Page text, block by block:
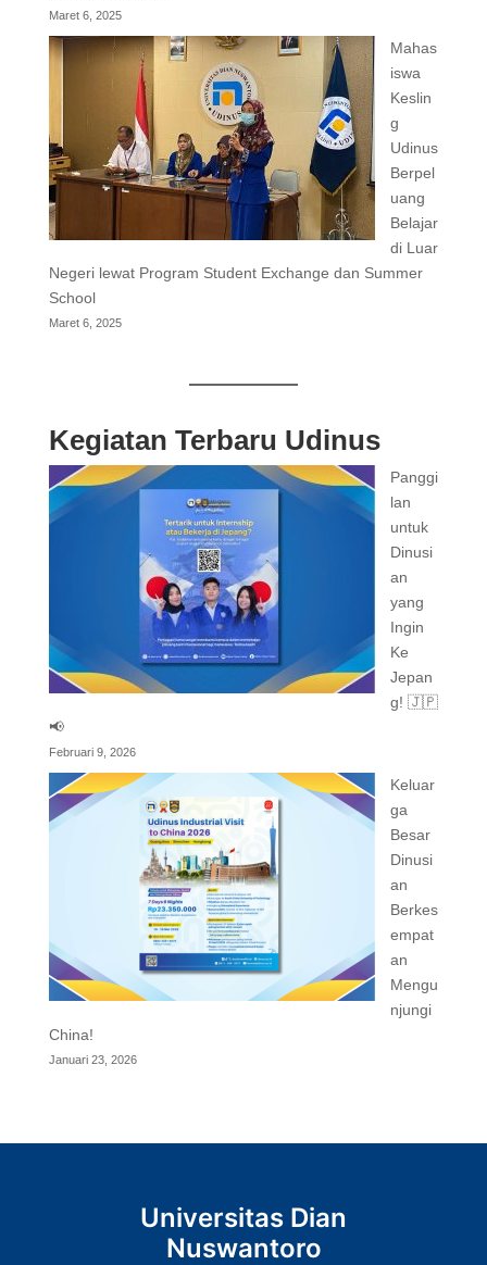
Maret 6, 2025
Mahas
iswa
Keslin
g
Udinus
Berpel
uang
Belajar
di Luar
Negeri lewat Program Student Exchange dan Summer
School
Maret 6, 2025
Kegiatan Terbaru Udinus
Panggi
lan
untuk
Dinusi
an
yang
Ingin
Ke
Jepan
g! 🇯🇵
📢
Februari 9, 2026
Keluar
ga
Besar
Dinusi
an
Berkes
empat
an
Mengu
njungi
China!
Januari 23, 2026
Universitas Dian
Nuswantoro